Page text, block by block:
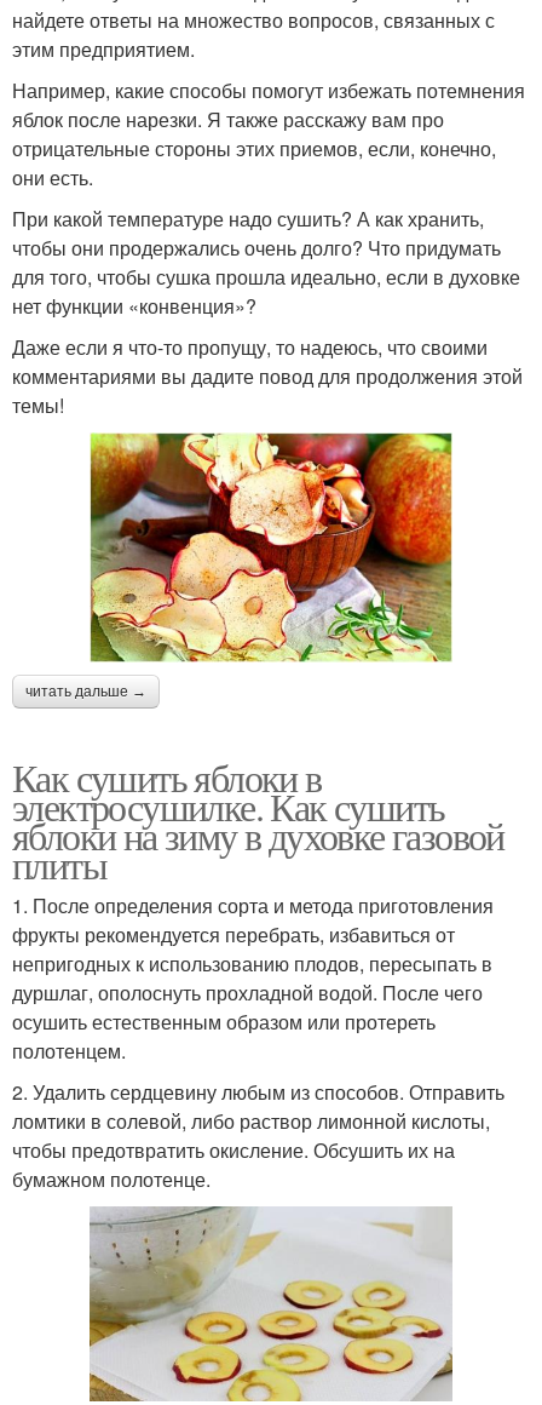
найдете ответы на множество вопросов, связанных с
этим предприятием.
Например, какие способы помогут избежать потемнения
яблок после нарезки. Я также расскажу вам про
отрицательные стороны этих приемов, если, конечно,
они есть.
При какой температуре надо сушить? А как хранить,
чтобы они продержались очень долго? Что придумать
для того, чтобы сушка прошла идеально, если в духовке
нет функции «конвенция»?
Даже если я что-то пропущу, то надеюсь, что своими
комментариями вы дадите повод для продолжения этой
темы!
читать дальше →
Как сушить яблоки в
электросушилке. Как сушить
яблоки на зиму в духовке газовой
плиты
1. После определения сорта и метода приготовления
фрукты рекомендуется перебрать, избавиться от
непригодных к использованию плодов, пересыпать в
дуршлаг, ополоснуть прохладной водой. После чего
осушить естественным образом или протереть
полотенцем.
2. Удалить сердцевину любым из способов. Отправить
ломтики в солевой, либо раствор лимонной кислоты,
чтобы предотвратить окисление. Обсушить их на
бумажном полотенце.